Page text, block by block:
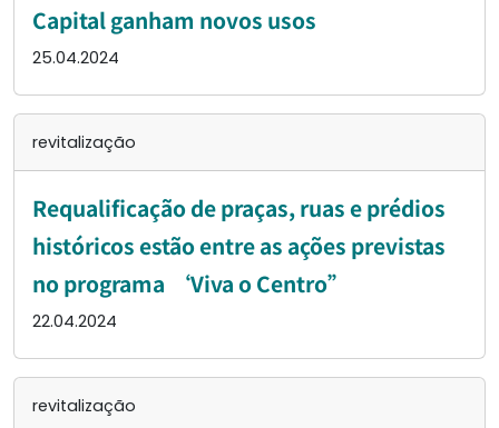
Capital ganham novos usos
25.04.2024
revitalização
Requalificação de praças, ruas e prédios
históricos estão entre as ações previstas
no programa ‘Viva o Centro”
22.04.2024
revitalização